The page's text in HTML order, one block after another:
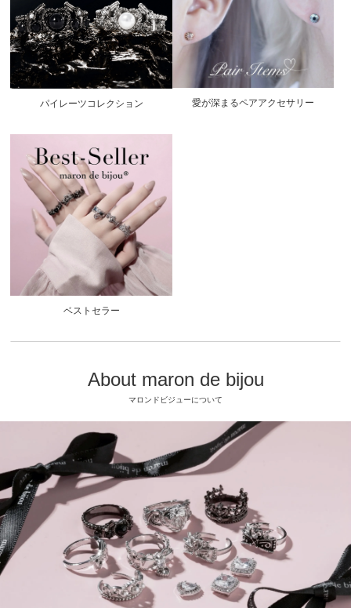
パイレーツコレクション 愛が深まるペアアクセサリー
ベストセラー
About maron de bijou
マロンドビジューについて